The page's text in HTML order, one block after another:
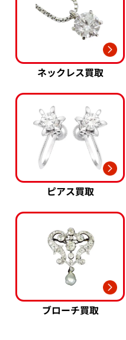
ネックレス買取
ピアス買取
ブローチ買取